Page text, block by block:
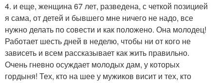
4. и еще, женщина 67 лет, разведена, с четкой позицией
я сама, от детей и бывшего мне ничего не надо, все
нужно делать по совести и как положено. Она молодец!
Работает шесть дней в неделю, чтобы ни от кого не
зависеть и всем рассказывает как жить правильно.
Очень гневно осуждает молодых дам, у которых
гордыня! Тех, кто на шее у мужиков висит и тех, кто